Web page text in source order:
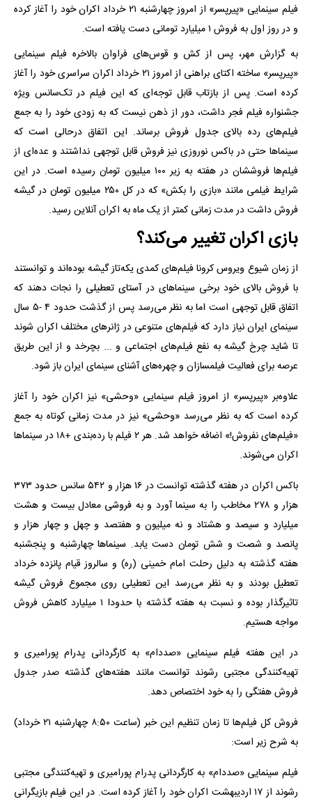
فیلم سینمایی «پیرپسر» از امروز چهارشنبه ۲۱ خرداد اکران خود را آغاز کرده
و در روز اول به فروش ۱ میلیارد تومانی دست یافته است.
به گزارش مهر، پس از کش و قوس‌های فراوان بالاخره فیلم سینمایی
«پیرپسر» ساخته اکتای براهنی از امروز ۲۱ خرداد اکران سراسری خود را آغاز
کرده است. پس از بازتاب قابل توجه‌ای که این فیلم در تک‌سانس ویژه
جشنواره فیلم فجر داشت، دور از ذهن نیست که به زودی خود را به جمع
فیلم‌های رده‌ بالای جدول فروش برساند. این اتفاق درحالی است که
سینماها حتی در باکس نوروزی نیز فروش قابل توجهی نداشتند و عده‌ای از
فیلم‌ها فروششان در هفته به زیر ۱۰۰ میلیون تومان رسیده است. در این
شرایط فیلمی مانند «بازی را بکش» که در کل ۲۵۰ میلیون تومان در گیشه
فروش داشت در مدت زمانی کمتر از یک ماه به اکران آنلاین رسید.
بازی اکران تغییر می‌کند؟
از زمان شیوع ویروس کرونا فیلم‌های کمدی یکه‌تاز گیشه بوده‌اند و توانستند
با فروش بالای خود برخی سینماهای در آستای تعطیلی را نجات دهند که
اتفاق قابل توجهی است اما به نظر می‌رسد پس از گذشت حدود ۴ -۵ سال
سینمای ایران نیاز دارد که فیلم‌های متنوعی در ژانرهای مختلف اکران شوند
تا شاید چرخ گیشه به نفع فیلم‌های اجتماعی و ... بچرخد و از این طریق
عرصه برای فعالیت فیلمسازان و چهره‌های آشنای سینمای ایران باز شود.
علاوه‌بر «پیرپسر» از امروز فیلم سینمایی «وحشی» نیز اکران خود را آغاز
کرده است که به نظر می‌رسد «وحشی» نیز در مدت زمانی کوتاه به جمع
«فیلم‌های نفروش!» اضافه خواهد شد. هر ۲ فیلم با رده‌بندی +۱۸ در سینماها
اکران می‌شوند.
باکس اکران در هفته گذشته توانست در ۱۶ هزار و ۵۴۲ سانس حدود ۳۷۳
هزار و ۲۷۸ مخاطب را به سینما آورد و به فروشی معادل بیست و هشت
میلیارد و سیصد و هشتاد و نه میلیون و هفتصد و چهل و چهار هزار و
پانصد و شصت و شش تومان دست یابد. سینماها چهارشنبه و پنجشنبه
هفته گذشته به دلیل رحلت امام خمینی (ره) و سالروز قیام پانزده خرداد
تعطیل بودند و به نظر می‌رسد این تعطیلی روی مجموع فروش گیشه
تاثیرگذار بوده و نسبت به هفته گذشته با حدودا ۱ میلیارد کاهش فروش
مواجه هستیم.
در این هفته فیلم سینمایی «صددام» به کارگردانی پدرام پورامیری و
تهیه‌کنندگی مجتبی رشوند توانست مانند هفته‌های گذشته صدر جدول
فروش هفتگی را به خود اختصاص دهد.
فروش کل فیلم‌ها تا زمان تنظیم این خبر (ساعت ۸:۵۰ چهارشنبه ۲۱ خرداد)
به شرح زیر است:
فیلم سینمایی «صددام» به کارگردانی پدرام پورامیری و تهیه‌کنندگی مجتبی
رشوند از ۱۷ اردیبهشت اکران خود را آغاز کرده است. در این فیلم بازیگرانی